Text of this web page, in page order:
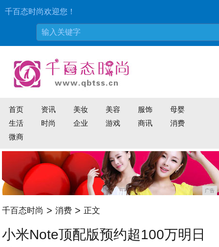
千百态时尚欢迎您！
首页 资讯 美妆 美容 服饰
母婴
生活
时尚 企业 游戏 商讯
消费
微商
广告
千百态时尚 > 消费 > 正文
小米Note顶配版预约超100万明日